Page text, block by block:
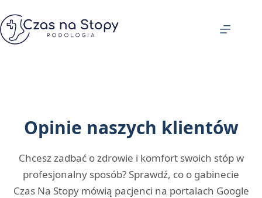
do
treści
Opinie naszych klientów
Chcesz zadbać o zdrowie i komfort swoich stóp w
profesjonalny sposób? Sprawdź, co o gabinecie
Czas Na Stopy mówią pacjenci na portalach Google